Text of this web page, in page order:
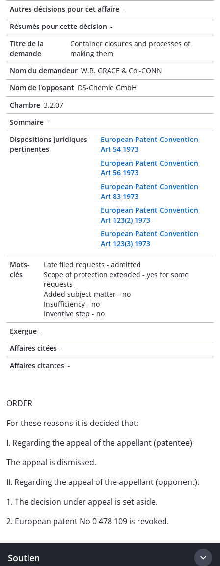
Autres décisions pour cet affaire -
Résumés pour cette décision -
Titre de la
demande
Container closures and processes of
making them
Nom du demandeur W.R. GRACE & Co.-CONN
Nom de l'opposant DS-Chemie GmbH
Chambre 3.2.07
Sommaire -
Dispositions juridiques
pertinentes
European Patent Convention
Art 54 1973
European Patent Convention
Art 56 1973
European Patent Convention
Art 83 1973
European Patent Convention
Art 123(2) 1973
European Patent Convention
Art 123(3) 1973
Mots-
clés
Late filed requests - admitted
Scope of protection extended - yes for some
requests
Added subject-matter - no
Insufficiency - no
Inventive step - no
Exergue -
Affaires citées -
Affaires citantes -
ORDER
For these reasons it is decided that:
I. Regarding the appeal of the appellant (patentee):
The appeal is dismissed.
II. Regarding the appeal of the appellant (opponent):
1. The decision under appeal is set aside.
2. European patent No 0 478 109 is revoked.
Soutien